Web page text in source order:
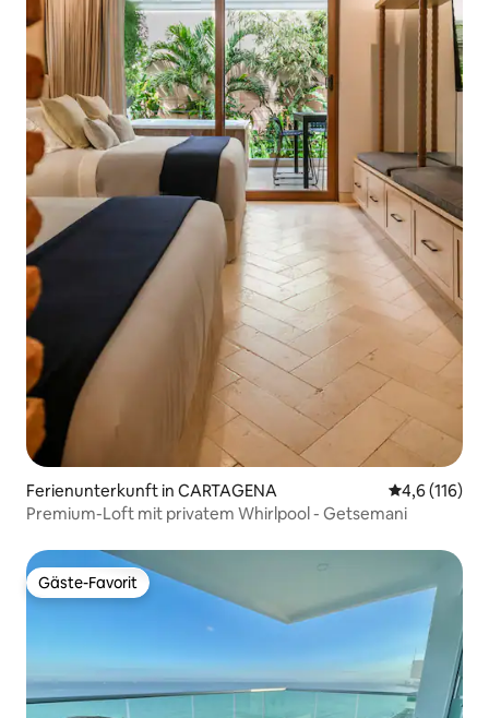
Ferienunterkunft in CARTAGENA
4,6 (116)
Premium-Loft mit privatem Whirlpool - Getsemani
Gäste-Favorit
Gäste-Favorit